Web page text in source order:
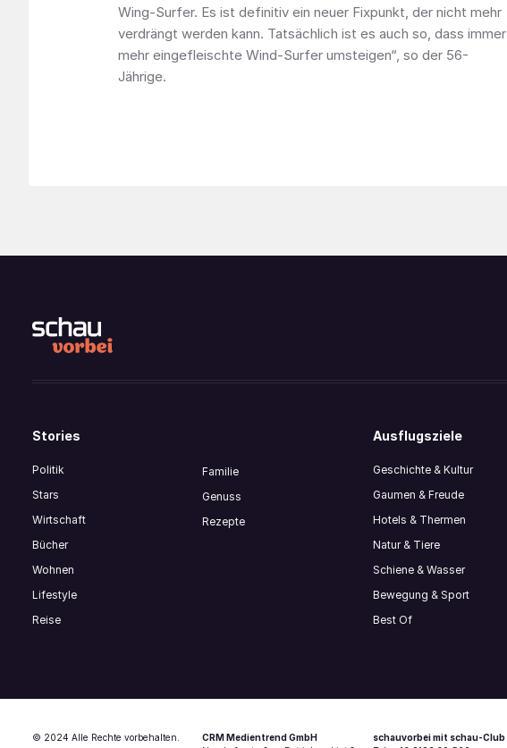
Wing-Surfer. Es ist definitiv ein neuer Fixpunkt, der nicht mehr
verdrängt werden kann. Tatsächlich ist es auch so, dass immer
mehr eingefleischte Wind-Surfer umsteigen“, so der 56-
Jährige.
Stories
Politik
Stars
Wirtschaft
Bücher
Wohnen
Lifestyle
Reise
Familie
Genuss
Rezepte
Ausflugsziele
Geschichte & Kultur
Gaumen & Freude
Hotels & Thermen
Natur & Tiere
Schiene & Wasser
Bewegung & Sport
Best Of
© 2024 Alle Rechte vorbehalten.
CRM Medientrend GmbH
schauvorbei mit schau-Club